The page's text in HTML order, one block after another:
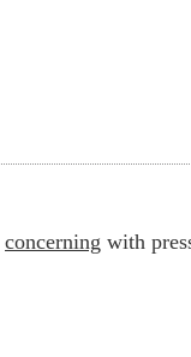
concerning with